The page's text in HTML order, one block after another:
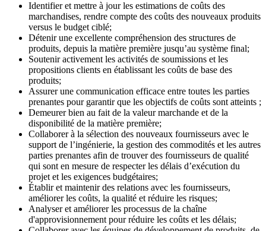
Identifier et mettre à jour les estimations de coûts des
marchandises, rendre compte des coûts des nouveaux produits
versus le budget ciblé;
Détenir une excellente compréhension des structures de
produits, depuis la matière première jusqu’au système final;
Soutenir activement les activités de soumissions et les
propositions clients en établissant les coûts de base des
produits;
Assurer une communication efficace entre toutes les parties
prenantes pour garantir que les objectifs de coûts sont atteints ;
Demeurer bien au fait de la valeur marchande et de la
disponibilité de la matière première;
Collaborer à la sélection des nouveaux fournisseurs avec le
support de l’ingénierie, la gestion des commodités et les autres
parties prenantes afin de trouver des fournisseurs de qualité
qui sont en mesure de respecter les délais d’exécution du
projet et les exigences budgétaires;
Établir et maintenir des relations avec les fournisseurs,
améliorer les coûts, la qualité et réduire les risques;
Analyser et améliorer les processus de la chaîne
d'approvisionnement pour réduire les coûts et les délais;